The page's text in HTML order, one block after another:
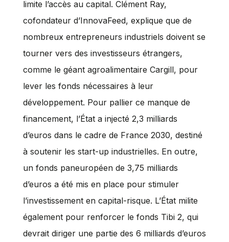
limite l’accès au capital. Clément Ray,
cofondateur d’InnovaFeed, explique que de
nombreux entrepreneurs industriels doivent se
tourner vers des investisseurs étrangers,
comme le géant agroalimentaire Cargill, pour
lever les fonds nécessaires à leur
développement. Pour pallier ce manque de
financement, l’État a injecté 2,3 milliards
d’euros dans le cadre de France 2030, destiné
à soutenir les start-up industrielles. En outre,
un fonds paneuropéen de 3,75 milliards
d’euros a été mis en place pour stimuler
l’investissement en capital-risque. L’État milite
également pour renforcer le fonds Tibi 2, qui
devrait diriger une partie des 6 milliards d’euros